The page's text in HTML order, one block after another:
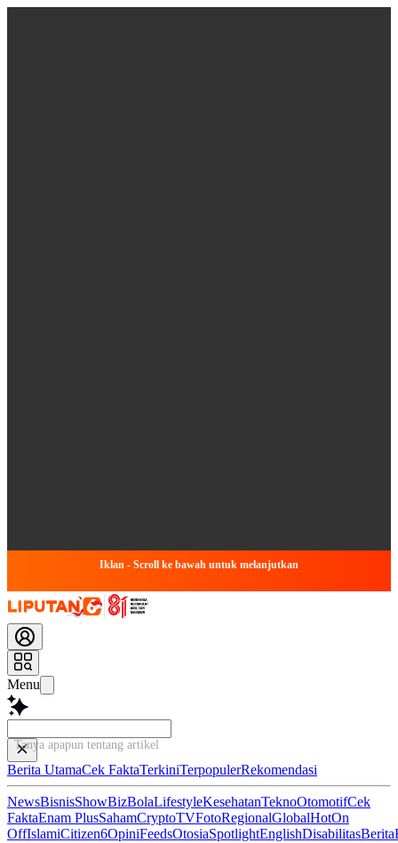
Iklan - Scroll ke bawah untuk melanjutkan
Menu
Tanya apapun tentang artikel ini...
Berita UtamaCek FaktaTerkiniTerpopulerRekomendasi
NewsBisnisShowBizBolaLifestyleKesehatanTeknoOtomotifCek
FaktaEnam PlusSahamCryptoTVFotoRegionalGlobalHotOn
OffIslamiCitizen6OpiniFeedsOtosiaSpotlightEnglishDisabilitasBerita